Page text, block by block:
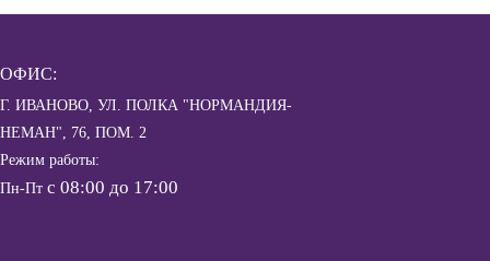
ОФИС:
Г. ИВАНОВО, УЛ. ПОЛКА "НОРМАНДИЯ-
НЕМАН", 76, ПОМ. 2
Режим работы:
Пн-Пт с 08:00 до 17:00